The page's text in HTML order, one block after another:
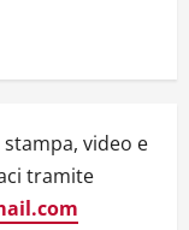
video e
tramite